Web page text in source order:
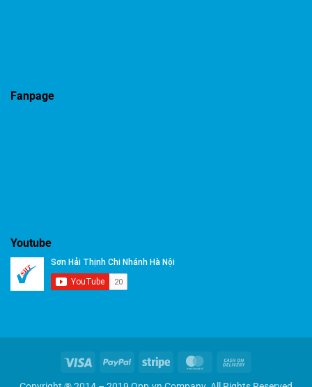
Fanpage
Youtube
Visa PayPal Stripe MasterCard